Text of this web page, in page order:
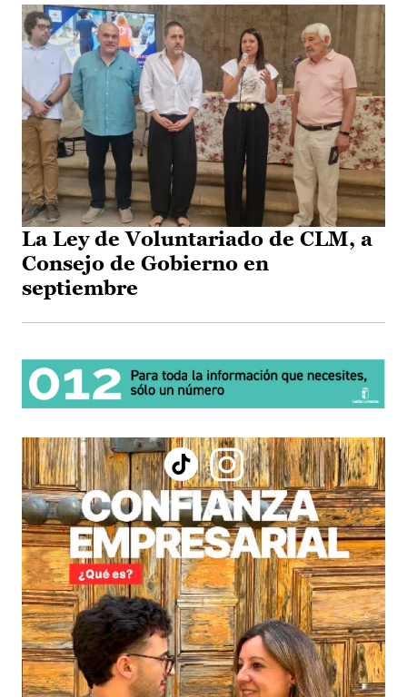
La Ley de Voluntariado de CLM, a
Consejo de Gobierno en
septiembre